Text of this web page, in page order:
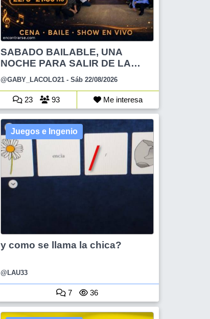
SABADO BAILABLE, UNA
NOCHE PARA SALIR DE LA
RUTINA
@GABY_LACOLO21 - Sáb 22/08/2026
23 93 Me interesa
Juegos e Ingenio
y como se llama la chica?
@LAU33
7 36